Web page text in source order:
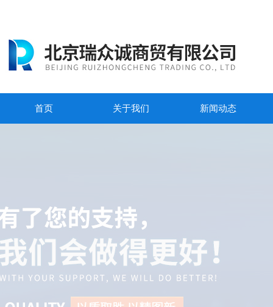
首页 关于我们 新闻动态